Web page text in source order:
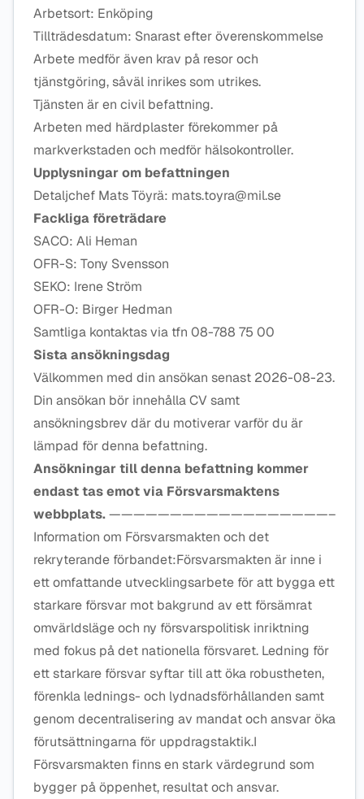
Arbetsort: Enköping
Tillträdesdatum: Snarast efter överenskommelse
Arbete medför även krav på resor och
tjänstgöring, såväl inrikes som utrikes.
Tjänsten är en civil befattning.
Arbeten med härdplaster förekommer på
markverkstaden och medför hälsokontroller.
Upplysningar om befattningen
Detaljchef Mats Töyrä: mats.toyra@mil.se
Fackliga företrädare
SACO: Ali Heman
OFR-S: Tony Svensson
SEKO: Irene Ström
OFR-O: Birger Hedman
Samtliga kontaktas via tfn 08-788 75 00
Sista ansökningsdag
Välkommen med din ansökan senast 2026-08-23.
Din ansökan bör innehålla CV samt
ansökningsbrev där du motiverar varför du är
lämpad för denna befattning.
Ansökningar till denna befattning kommer
endast tas emot via Försvarsmaktens
webbplats.——————————————————–
Information om Försvarsmakten och det
rekryterande förbandet:Försvarsmakten är inne i
ett omfattande utvecklingsarbete för att bygga ett
starkare försvar mot bakgrund av ett försämrat
omvärldsläge och ny försvarspolitisk inriktning
med fokus på det nationella försvaret. Ledning för
ett starkare försvar syftar till att öka robustheten,
förenkla lednings- och lydnadsförhållanden samt
genom decentralisering av mandat och ansvar öka
förutsättningarna för uppdragstaktik.I
Försvarsmakten finns en stark värdegrund som
bygger på öppenhet, resultat och ansvar.